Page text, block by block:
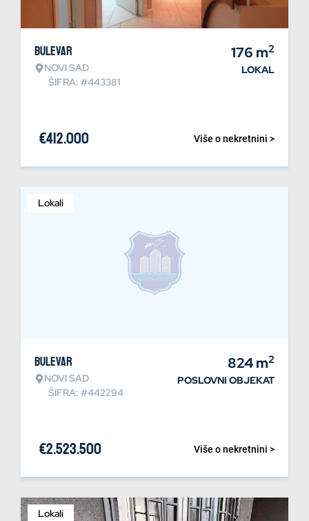
Bulevar
NOVI SAD
ŠIFRA: #443381
176 m2
LOKAL
Više o nekretnini >
€412.000
Lokali
Bulevar
NOVI SAD
ŠIFRA: #442294
824m2
POSLOVNI OBJEKAT
Više o nekretnini >
€2.523.500
Lokali